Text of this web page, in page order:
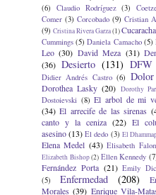
(6)
Claudio Rodríguez (3)
Comer (3) Corcobado (9) Cristian
(9) Cristina Rivera Garza(1)
Cummings (5) Daniela Camacho (5)
Leo (30) David Meza (31)
(36) Desierto (131) DFW
Didier Andrés Castro (6) Dolor
Dorothea Lasky (20) Dorothy
Dostoievski (8) El arbol de mi
(34) El arrecife de las sirenas
canto y la ceniza (22) El
asesino(13) El dedo (3) El
Elena Medel (43) Elisabeth
Elizabeth Bishop(2) Ellen Kennedy
Fernández Porta (21) Emily
(5)
Enfermedad (208)
Morales (39) Enrique Vila-